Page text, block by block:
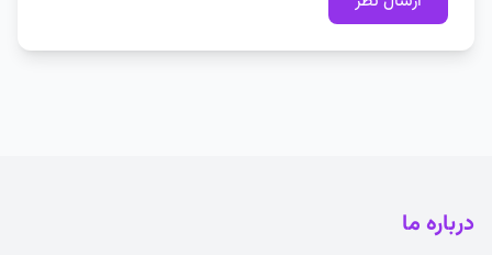
درباره ما